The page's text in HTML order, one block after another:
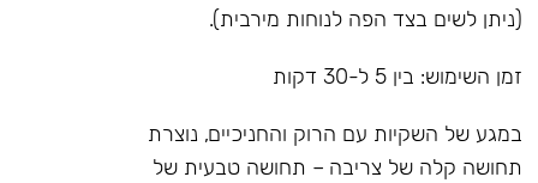
(ניתן לשים בצד הפה לנוחות מירבית).
זמן השימוש: בין 5 ל-30 דקות
במגע של השקיות עם הרוק והחניכיים, נוצרת
תחושה קלה של צריבה – תחושה טבעית של